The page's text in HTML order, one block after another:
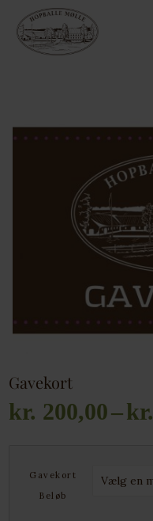
Gavekort
kr. 200,00–kr.
Gavekort
Beløb